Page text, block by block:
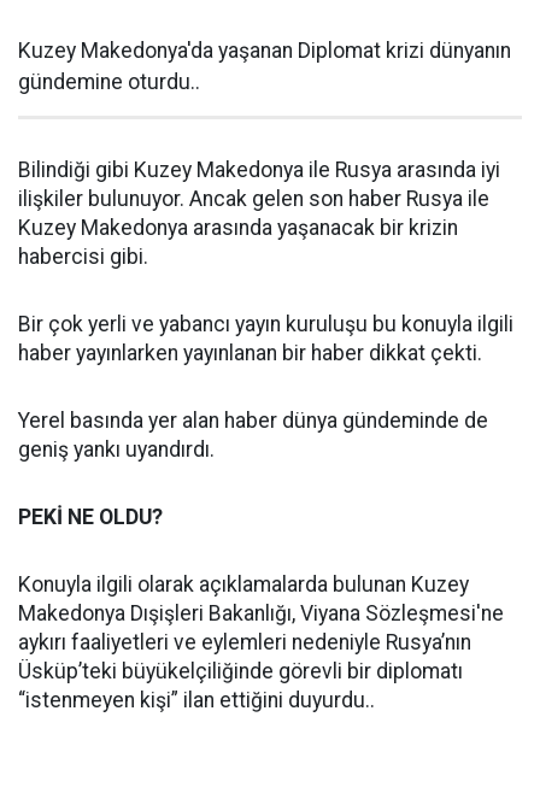
Kuzey Makedonya'da yaşanan Diplomat krizi dünyanın
gündemine oturdu..
Bilindiği gibi Kuzey Makedonya ile Rusya arasında iyi
ilişkiler bulunuyor. Ancak gelen son haber Rusya ile
Kuzey Makedonya arasında yaşanacak bir krizin
habercisi gibi.
Bir çok yerli ve yabancı yayın kuruluşu bu konuyla ilgili
haber yayınlarken yayınlanan bir haber dikkat çekti.
Yerel basında yer alan haber dünya gündeminde de
geniş yankı uyandırdı.
PEKİ NE OLDU?
Konuyla ilgili olarak açıklamalarda bulunan Kuzey
Makedonya Dışişleri Bakanlığı, Viyana Sözleşmesi'ne
aykırı faaliyetleri ve eylemleri nedeniyle Rusya’nın
Üsküp’teki büyükelçiliğinde görevli bir diplomatı
“istenmeyen kişi” ilan ettiğini duyurdu..